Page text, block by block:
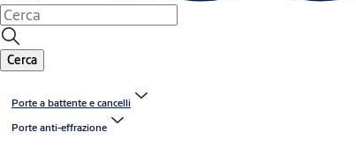
Cerca
Porte a battente e cancelli
Porte anti-effrazione